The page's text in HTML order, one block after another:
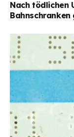
Nach tödlichen